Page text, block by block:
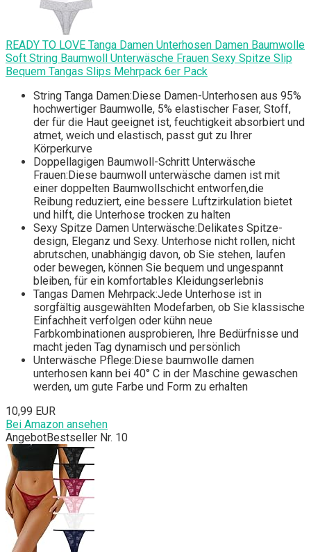
READY TO LOVE Tanga Damen Unterhosen Damen Baumwolle
Soft String Baumwoll Unterwäsche Frauen Sexy Spitze Slip
Bequem Tangas Slips Mehrpack 6er Pack
String Tanga Damen:Diese Damen-Unterhosen aus 95%
hochwertiger Baumwolle, 5% elastischer Faser, Stoff,
der für die Haut geeignet ist, feuchtigkeit absorbiert und
atmet, weich und elastisch, passt gut zu Ihrer
Körperkurve
Doppellagigen Baumwoll-Schritt Unterwäsche
Frauen:Diese baumwoll unterwäsche damen ist mit
einer doppelten Baumwollschicht entworfen,die
Reibung reduziert, eine bessere Luftzirkulation bietet
und hilft, die Unterhose trocken zu halten
Sexy Spitze Damen Unterwäsche:Delikates Spitze-
design, Eleganz und Sexy. Unterhose nicht rollen, nicht
abrutschen, unabhängig davon, ob Sie stehen, laufen
oder bewegen, können Sie bequem und ungespannt
bleiben, für ein komfortables Kleidungserlebnis
Tangas Damen Mehrpack:Jede Unterhose ist in
sorgfältig ausgewählten Modefarben, ob Sie klassische
Einfachheit verfolgen oder kühn neue
Farbkombinationen ausprobieren, Ihre Bedürfnisse und
macht jeden Tag dynamisch und persönlich
Unterwäsche Pflege:Diese baumwolle damen
unterhosen kann bei 40° C in der Maschine gewaschen
werden, um gute Farbe und Form zu erhalten
10,99 EUR
Bei Amazon ansehen
AngebotBestseller Nr. 10